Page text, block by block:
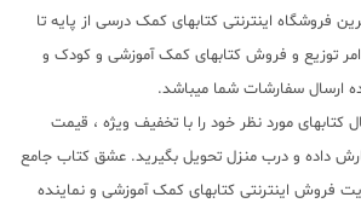
فروشگاه اینترنتی کتابهای کمک درسی از پایه تا
15 ساله در امر توزیع و فروش کتابهای کمک آموزشی و کودک و
ارسال سفارشات شما میباشد.
کتابهای مورد نظر خود را با تخفیف ویژه ، قیمت
داده و درب منزل تحویل بگیرید. عشق کتاب جامع
فروش اینترنتی کتابهای کمک آموزشی و نماینده